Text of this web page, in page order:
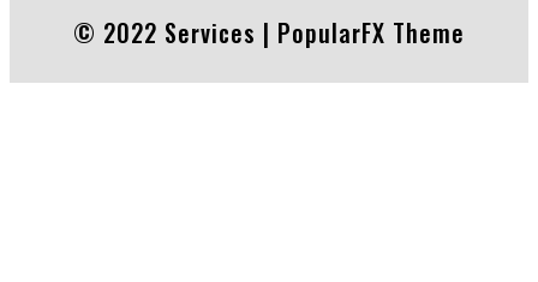
© 2022 Services | PopularFX Theme